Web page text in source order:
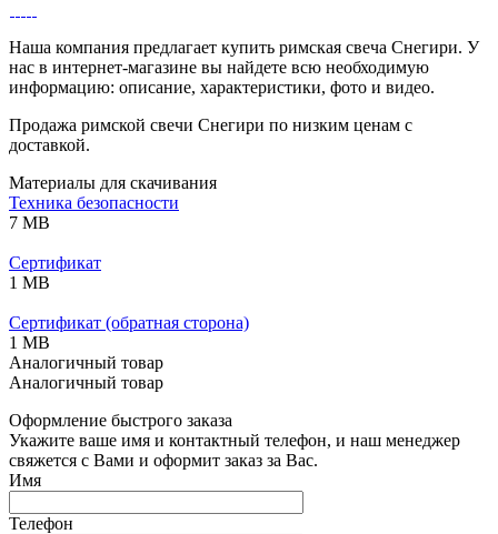
Наша компания предлагает купить римская свеча Снегири. У
нас в интернет-магазине вы найдете всю необходимую
информацию: описание, характеристики, фото и видео.
Продажа римской свечи Снегири по низким ценам с
доставкой.
Материалы для скачивания
Техника безопасности
7 MB
Сертификат
1 MB
Сертификат (обратная сторона)
1 MB
Аналогичный товар
Аналогичный товар
Оформление быстрого заказа
Укажите ваше имя и контактный телефон, и наш менеджер
свяжется с Вами и оформит заказ за Вас.
Имя
Телефон